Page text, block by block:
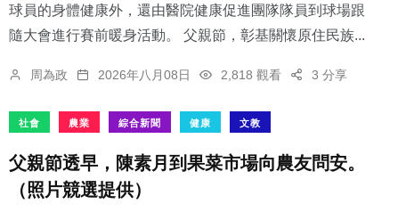
球員的身體健康外，還由醫院健康促進團隊隊員到球場跟
隨大會進行賽前暖身活動。 父親節，彰基關懷原住民族...
周為政 2026年八月08日 2,818 觀看 3 分享
社會 農業 綜合新聞 健康 文教
父親節透早，陳素月到果菜市場向農友問安。
（照片競選提供）